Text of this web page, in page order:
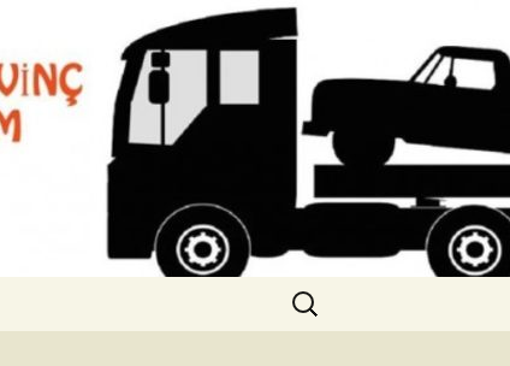
94 08
Arama: